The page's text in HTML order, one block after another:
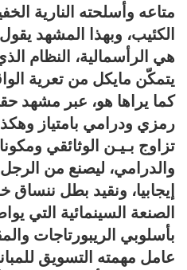
متاعه وأسلحته النارية
الكئيب، وبهذا المشهد
هي الرأسمالية، النظام
يتمكّن مايكل من تعرية
كما يراها هو، عبر مشهد
رمزي ودرامي بامتياز
تزاوج بـيـن الوثائقي
والدرامي، ليصنع من
إيجابيا، ونقيد بطل
الصنعة السينمائية التي
بأسلوبي الريبورتاجات
عامل مهمته التسويق